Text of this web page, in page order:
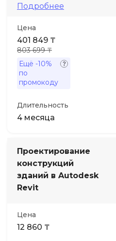
Подробнее
Цена
401 849 ₸
803 699 ₸
Ещё -10%
по
промокоду
Длительность
4 месяца
Проектирование
конструкций
зданий в Autodesk
Revit
Цена
12 860 ₸